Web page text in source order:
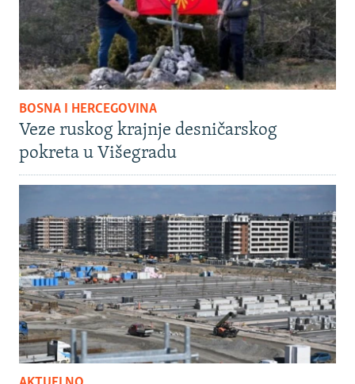
BOSNA I HERCEGOVINA
Veze ruskog krajnje desničarskog
pokreta u Višegradu